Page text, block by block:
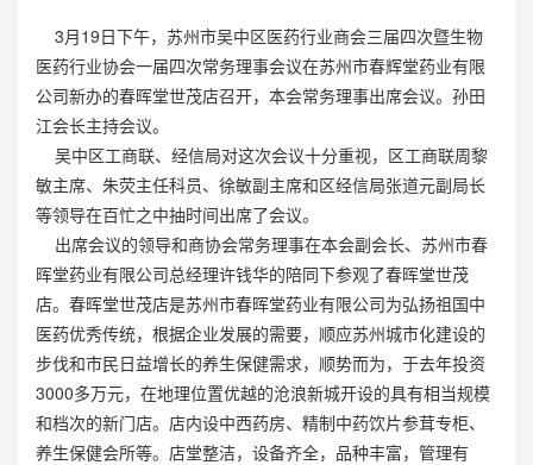
3月19日下午，苏州市吴中区医药行业商会三届四次暨生物
医药行业协会一届四次常务理事会议在苏州市春辉堂药业有限
公司新办的春晖堂世茂店召开，本会常务理事出席会议。孙田
江会长主持会议。
吴中区工商联、经信局对这次会议十分重视，区工商联周黎
敏主席、朱荧主任科员、徐敏副主席和区经信局张道元副局长
等领导在百忙之中抽时间出席了会议。
出席会议的领导和商协会常务理事在本会副会长、苏州市春
晖堂药业有限公司总经理许钱华的陪同下参观了春晖堂世茂
店。春晖堂世茂店是苏州市春晖堂药业有限公司为弘扬祖国中
医药优秀传统，根据企业发展的需要，顺应苏州城市化建设的
步伐和市民日益增长的养生保健需求，顺势而为，于去年投资
3000多万元，在地理位置优越的沧浪新城开设的具有相当规模
和档次的新门店。店内设中西药房、精制中药饮片参茸专柜、
养生保健会所等。店堂整洁，设备齐全，品种丰富，管理有